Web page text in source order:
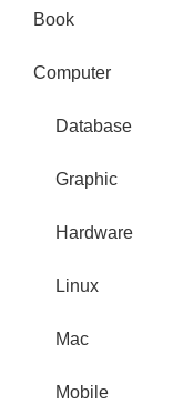
Book
Computer
Database
Graphic
Hardware
Linux
Mac
Mobile